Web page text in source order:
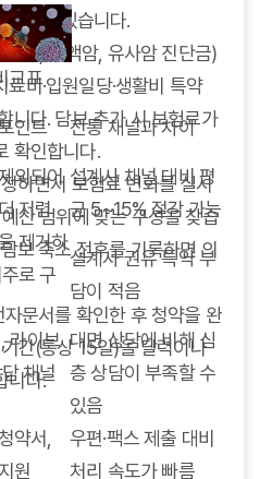
할 수 있습니다.
암, 소액암, 유사암 진단금)
비·입원일당·생활비 특약
니다. 담보 추가 시 보험료가
확인합니다.
하면서 보험료 변화를 실시
산 범위에 맞는 구성을 찾습
보 축소 전후를 기록하면 의
문서를 확인한 후 청약을 완
간(통상 15일)을 달력이나
니다.
교표
인트 전통 채널과 차이
외되어
저렴
설계사 채널 대비 평
균 5~15% 절감 가능
제거하
로 구
설계사 권유 특약 부
담이 적음
라이브
채널
대면 상담에 비해 심
층 상담이 부족할 수
있음
약서,
원
우편·팩스 제출 대비
처리 속도가 빠름